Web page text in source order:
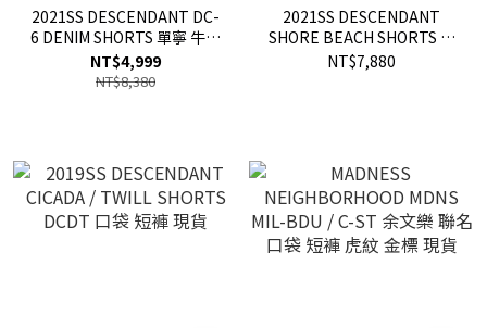
2021SS DESCENDANT DC-
6 DENIM SHORTS 單寧 牛仔
抽繩 短褲 現貨
NT$4,999
NT$8,380
2021SS DESCENDANT
SHORE BEACH SHORTS 刺
繡 休閒 鯨魚短褲 現貨
NT$7,880